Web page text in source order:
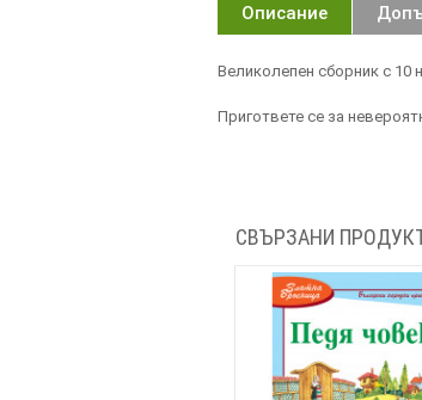
Описание
Великолепен сборник с 10
Пригответе се за
СВЪРЗАНИ